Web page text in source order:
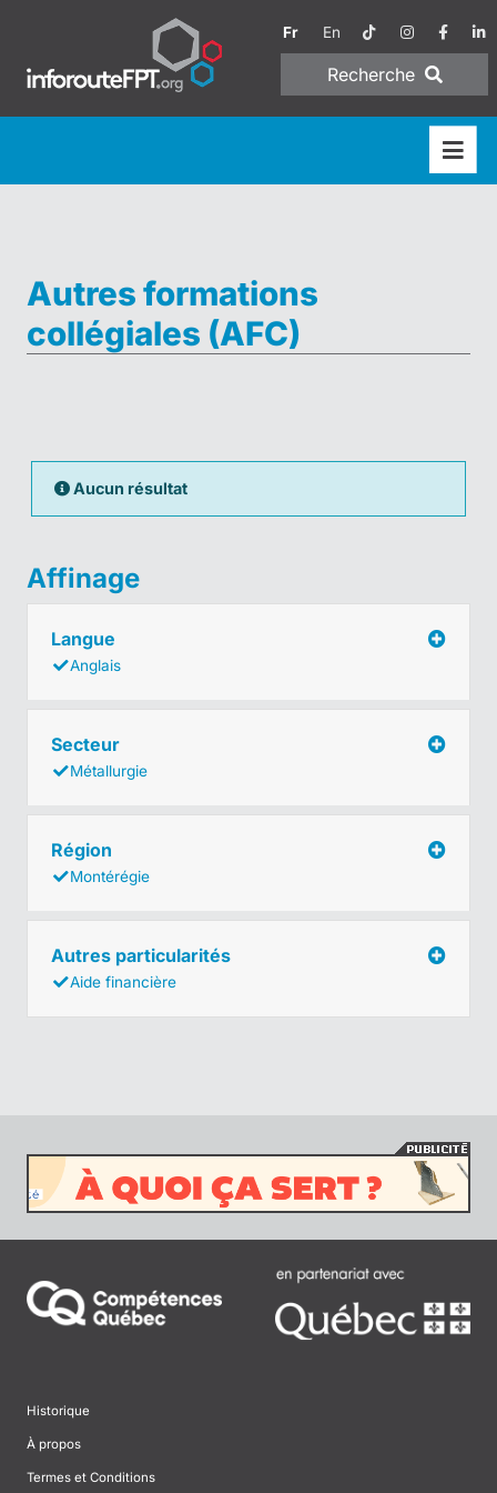
Fr En
Recherche
Autres formations
collégiales (AFC)
Aucun résultat
Affinage
Langue
Anglais
Secteur
Métallurgie
Région
Montérégie
Autres particularités
Aide financière
Historique
À propos
Termes et Conditions